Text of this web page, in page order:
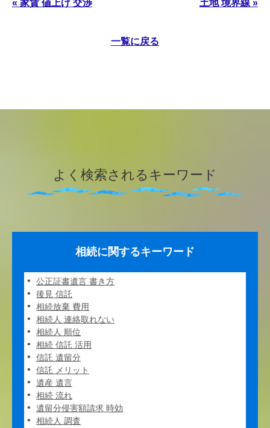
« 家賃 値上げ 交渉 土地 境界線 »
一覧に戻る
よく検索されるキーワード
相続に関するキーワード
公正証書遺言 書き方
後見 信託
相続放棄 費用
相続人 連絡取れない
相続人 順位
相続 信託 活用
信託 遺留分
信託 メリット
遺産 遺言
相続 流れ
遺留分侵害額請求 時効
相続人 調査